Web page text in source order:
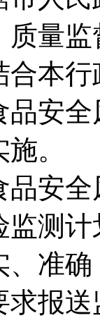
质量
合本
品安
。
安全
测
准
求报